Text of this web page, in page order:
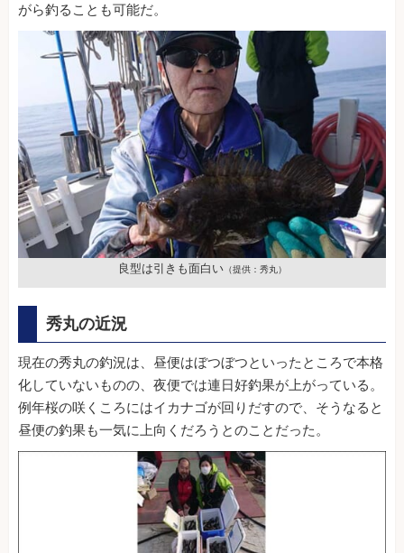
がら釣ることも可能だ。
良型は引きも面白い（提供：秀丸）
秀丸の近況
現在の秀丸の釣況は、昼便はぼつぼつといったところで本格
化していないものの、夜便では連日好釣果が上がっている。
例年桜の咲くころにはイカナゴが回りだすので、そうなると
昼便の釣果も一気に上向くだろうとのことだった。